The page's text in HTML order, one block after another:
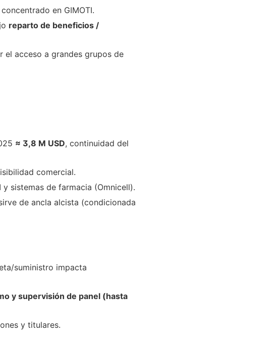
en GIMOTI.
reparto de beneficios /
el acceso a grandes grupos de
≈ 3,8 M USD, continuidad del
comercial.
sistemas de farmacia (Omnicell).
de ancla alcista (condicionada
suministro impacta
y supervisión de panel (hasta
y titulares.